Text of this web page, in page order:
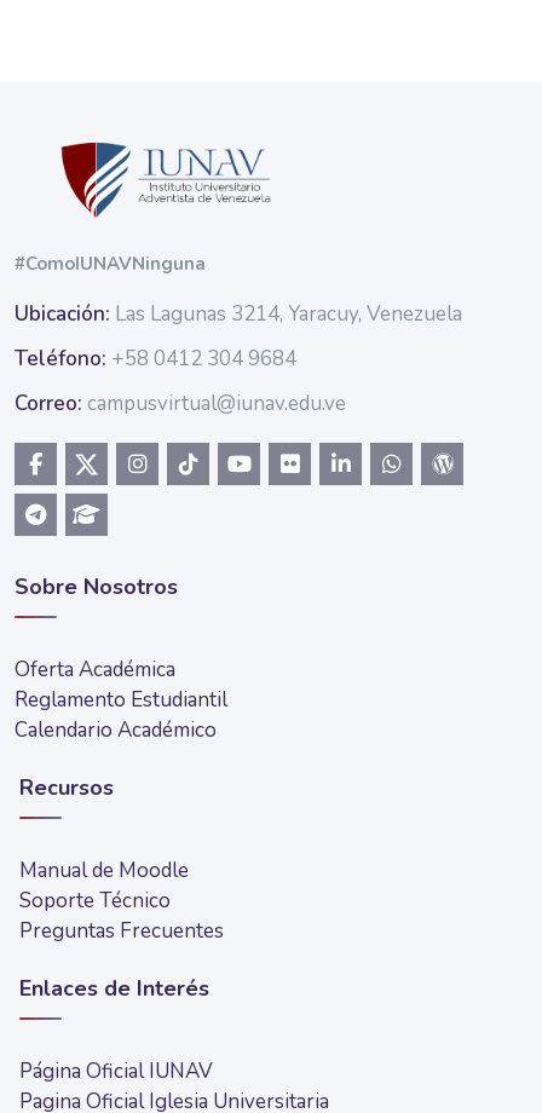
#ComoIUNAVNinguna
Ubicación: Las Lagunas 3214, Yaracuy, Venezuela
Teléfono: +58 0412 304 9684
Correo: campusvirtual@iunav.edu.ve
Sobre Nosotros
Oferta Académica
Reglamento Estudiantil
Calendario Académico
Recursos
Manual de Moodle
Soporte Técnico
Preguntas Frecuentes
Enlaces de Interés
Página Oficial IUNAV
Pagina Oficial Iglesia Universitaria